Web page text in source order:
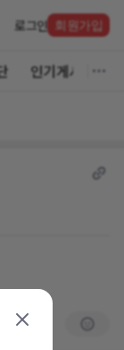
로그인 회원가입
인기게시글